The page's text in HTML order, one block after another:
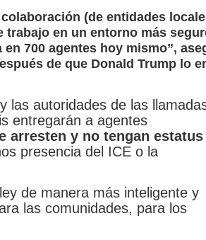
(de entidades
en un entorno más
700 agentes hoy mismo”,
de que Donald Trump lo
las autoridades de las
entregarán a agentes
arresten y no tengan estatus
presencia del ICE o la
de manera más inteligente y
las comunidades, para los